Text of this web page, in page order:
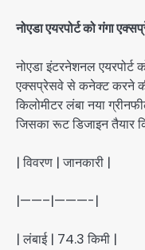
नोएडा एयरपोर्ट को गंगा
नोएडा इंटरनेशनल
एक्सप्रेसवे से कनेक्ट करने
किलोमीटर लंबा नया
जिसका रूट डिजाइन तैयार
| विवरण | जानकारी |
|——–|———-|
| लंबाई | 74.3 किमी |